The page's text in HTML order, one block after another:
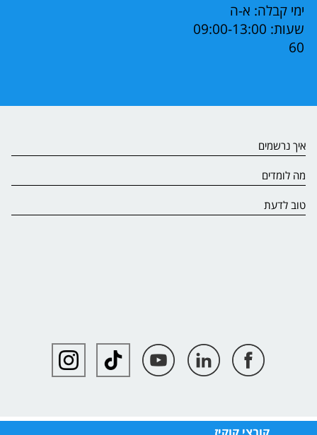
ימי קבלה: א-ה
שעות: 09:00-13:00
60
איך נרשמים
מה לומדים
טוב לדעת